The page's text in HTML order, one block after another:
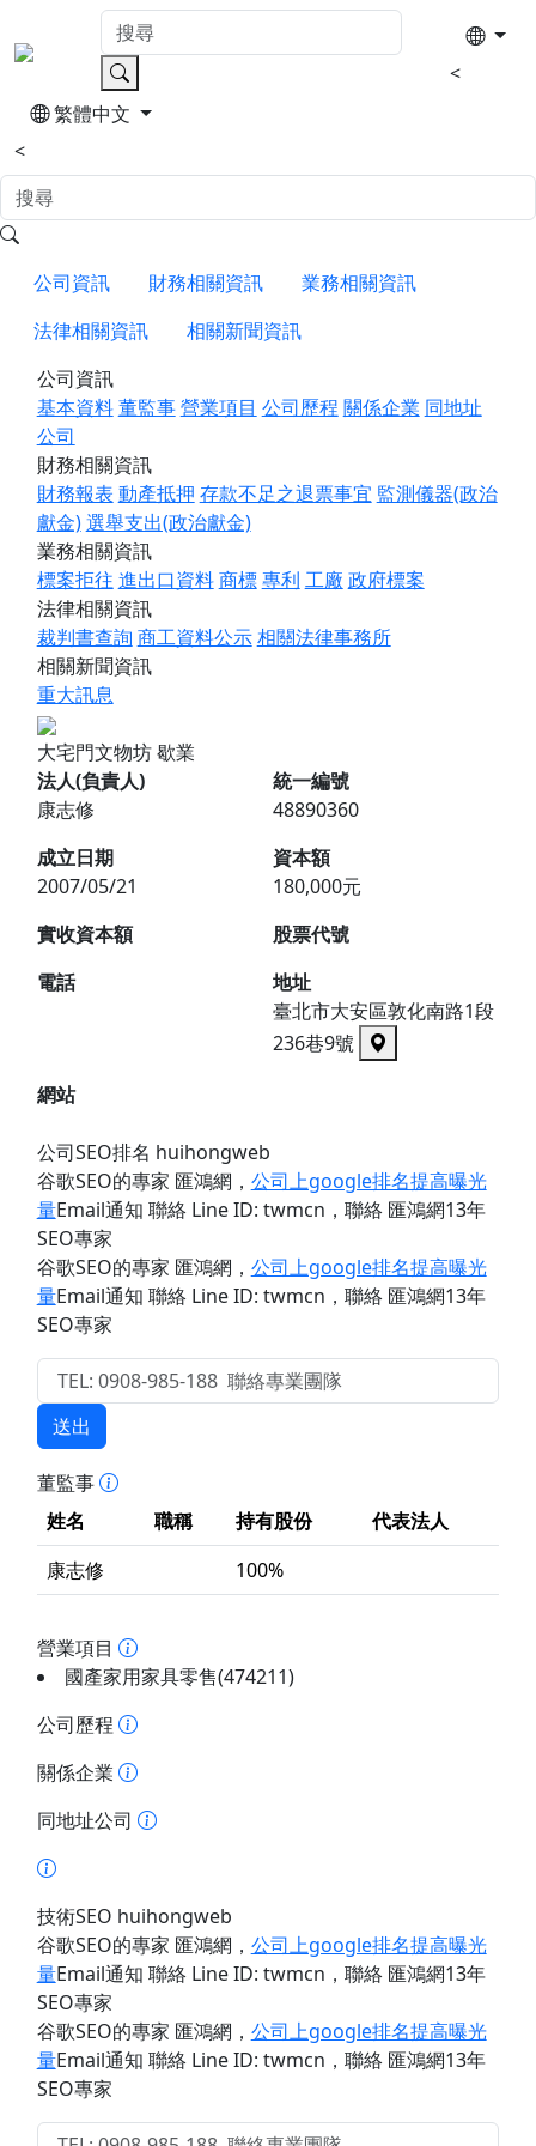
<
繁體中文
<
公司資訊 財務相關資訊
業務相關資訊
法律相關資訊
相關新聞資訊
公司資訊
基本資料董監事營業項目 公司歷程 關係企業 同地址
公司
財務相關資訊
財務報表 動產抵押 存款不足之退票事宜 監測儀器(政治
獻金)選舉支出(政治獻金)
業務相關資訊
標案拒往 進出口資料商標專利 工廠 政府標案
法律相關資訊
裁判書查詢 商工資料公示相關法律事務所
相關新聞資訊
重大訊息
大宅門文物坊歇業
法人(負責人)
康志修
統一編號
48890360
成立日期
2007/05/21
資本額
180,000元
實收資本額
股票代號
電話
地址
臺北市大安區敦化南路1段
236巷9號
網站
公司SEO排名 huihongweb
谷歌SEO的專家 匯鴻網 ， 公司上google排名提高曝光
量Email通知 聯絡 Line ID: twmcn ，聯絡 匯鴻網13年
SEO專家
谷歌SEO的專家 匯鴻網 ， 公司上google排名提高曝光
量Email通知 聯絡 Line ID: twmcn ，聯絡 匯鴻網13年
SEO專家
送出
董監事
姓名
職稱 持有股份
代表法人
康志修
100%
營業項目
國產家用家具零售(474211)
公司歷程
關係企業
同地址公司
技術SEO huihongweb
谷歌SEO的專家 匯鴻網 ， 公司上google排名提高曝光
量Email通知 聯絡 Line ID: twmcn ，聯絡 匯鴻網13年
SEO專家
谷歌SEO的專家 匯鴻網 ， 公司上google排名提高曝光
量Email通知 聯絡 Line ID: twmcn ，聯絡 匯鴻網13年
SEO專家